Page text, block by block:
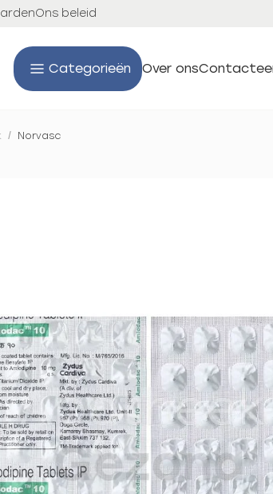
Ons beleid
Categorieën Over ons
/ Norvasc